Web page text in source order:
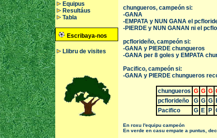
Equipus
Resultáus
Tabla
Escribaya-nos
Llibru de visites
chungueros, campeón si:
-GANA
-EMPATA y NUN GANA el
-PIERDE y NUN GANAN ni el
pcflorideño, campeón si:
-GANA y PIERDE chungueros
-GANA per 8 goles y EMPATA
Pacifico, campeón si:
-GANA y PIERDE chungueros
chungueros G G G
pcflorideño
G G G
Pacifico
G E P
En roxu l'equipu campeón
En verde en casu empate a puntus,